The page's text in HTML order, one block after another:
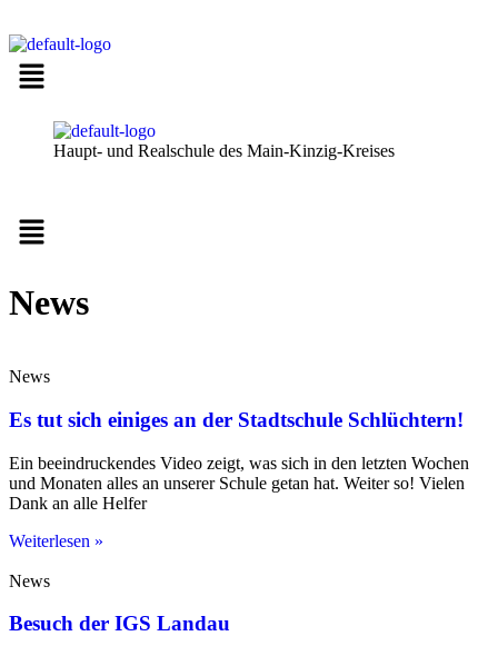
Haupt- und Realschule des Main-Kinzig-Kreises
Menü
News
News
Es tut sich einiges an der Stadtschule Schlüchtern!
Ein beeindruckendes Video zeigt, was sich in den letzten Wochen
und Monaten alles an unserer Schule getan hat. Weiter so! Vielen
Dank an alle Helfer
Weiterlesen »
News
Besuch der IGS Landau